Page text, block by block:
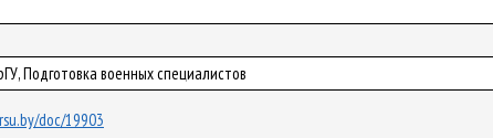
Подготовка военных специалистов
doc/19903